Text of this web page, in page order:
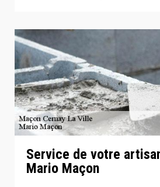
Service de votre
Mario Maçon